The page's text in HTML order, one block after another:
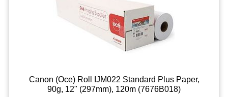
Canon (Oce) Roll IJM022 Standard Plus Paper,
90g, 12" (297mm), 120m (7676B018)